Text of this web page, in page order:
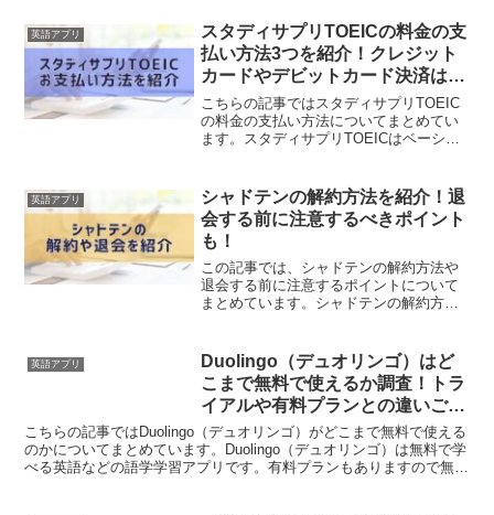
端末の場合はGooglePlayストア...
英語アプリ
スタディサプリTOEICの料金の支
払い方法3つを紹介！クレジット
カードやデビットカード決済は可
能？
こちらの記事ではスタディサプリTOEIC
の料金の支払い方法についてまとめてい
ます。スタディサプリTOEICはベーシッ
ついてを紹介します。スタディサプリ
TOEICのベーシ...
英語アプリ
シャドテンの解約方法を紹介！退
会する前に注意するべきポイント
も！
この記事では、シャドテンの解約方法や
退会する前に注意するポイントについて
まとめています。シャドテンの解約方法
注意点等詳しく紹介していますのでぜひ
参考にして下さい。シャド...
英語アプリ
Duolingo（デュオリンゴ）はど
こまで無料で使えるか調査！トラ
イアルや有料プランとの違いご紹
介！
こちらの記事ではDuolingo（デュオリンゴ）がどこまで無料で使える
のかについてまとめています。Duolingo（デュオリンゴ）は無料で学
べる英語などの語学学習アプリです。有料プランもありますので無料